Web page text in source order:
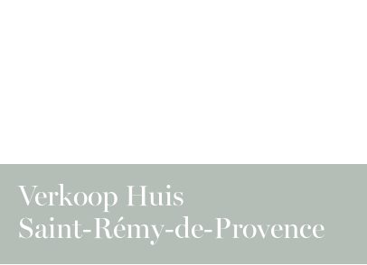
Verkoop Huis
Saint-Rémy-de-Provence